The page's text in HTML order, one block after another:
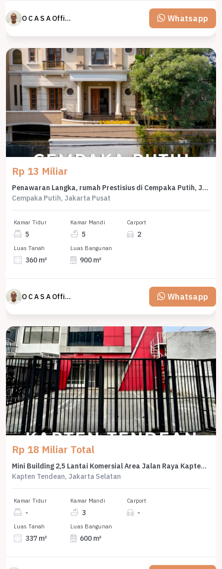
O C A S A Official property perfected Whatsapp
Rp 13 Miliar
Penawaran Langka, rumah Prestisius di Cempaka Putih, Jakarta Pusat, LB 900m²
Cempaka Putih, Jakarta Pusat
Kamar Tidur
5
Kamar Mandi
5
Carport
2
Luas Tanah
360 m²
Luas Bangunan
900 m²
O C A S A Official property perfected Whatsapp
Rp 18 Miliar Total
Mini Building 2,5 Lantai Komersial Area Jalan Raya Kapten Tendean
Kapten Tendean, Jakarta Selatan
Kamar Tidur
-
Kamar Mandi
3
Carport
-
Luas Tanah
337 m²
Luas Bangunan
600 m²